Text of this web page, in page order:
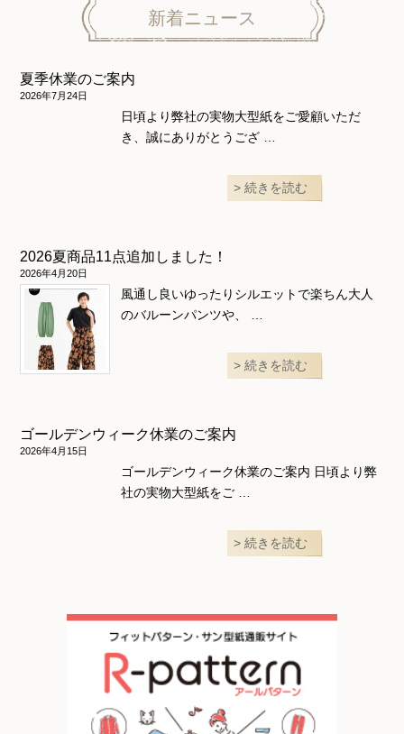
和風衣類
ウェディング・コスチューム
スカート・パンツ
新着ニュース
夏季休業のご案内
2026年7月24日
日頃より弊社の実物大型紙をご愛顧いただ
き、誠にありがとうござ …
続きを読む
2026夏商品11点追加しました！
2026年4月20日
風通し良いゆったりシルエットで楽ちん大人
のバルーンパンツや、 …
続きを読む
ゴールデンウィーク休業のご案内
2026年4月15日
ゴールデンウィーク休業のご案内 日頃より弊
社の実物大型紙をご …
続きを読む